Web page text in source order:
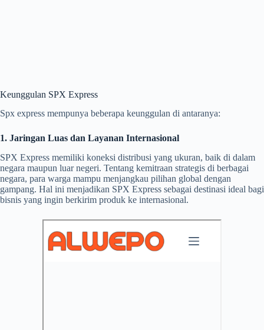
Keunggulan SPX Express
Spx express mempunya beberapa keunggulan di antaranya:
1. Jaringan Luas dan Layanan Internasional
SPX Express memiliki koneksi distribusi yang ukuran, baik di dalam
negara maupun luar negeri. Tentang kemitraan strategis di berbagai
negara, para warga mampu menjangkau pilihan global dengan
gampang. Hal ini menjadikan SPX Express sebagai destinasi ideal bagi
bisnis yang ingin berkirim produk ke internasional.